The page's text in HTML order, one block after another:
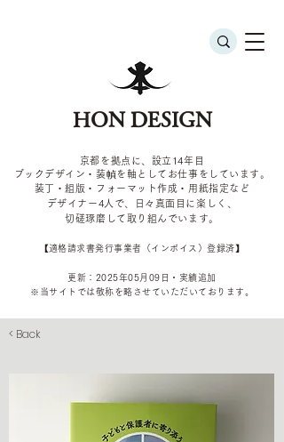
HON DESIGN
京都を拠点に、設立14年目
ブックデザイン・装幀を軸としてお仕事をしています。
装丁・組版・フォーマット作成・用紙指定など
デザイナー4 人で、日々真面目に楽しく、
切磋琢磨して取り組んでいます。
​【適格請求書発行事業者（インボイス）登録済】
更新：2025年05 月09 日・実績追加
​※当サイトでは敬称を 略させていただいております。
< Back